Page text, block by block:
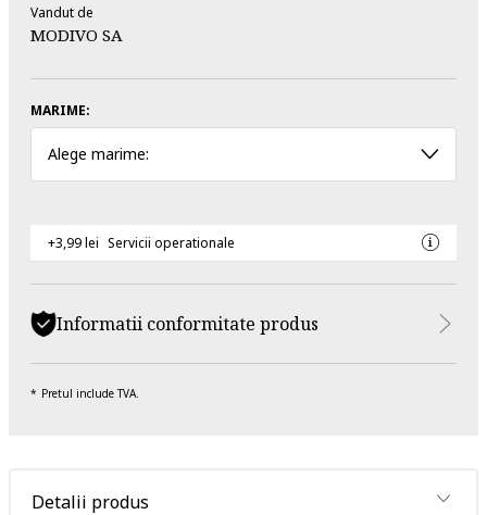
Vandut de
MODIVO SA
MARIME:
Alege marime:
+3,99 lei Servicii operationale
Informatii conformitate produs
Pretul include TVA.
Detalii produs